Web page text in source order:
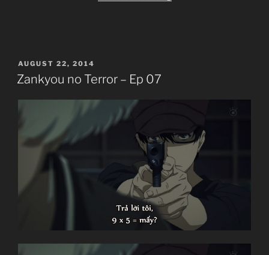
Mappa
Psychological, Thriller, Terrorist
Watanabe Shin`ichirou
(Cowboy Bebop, Samurai Champloo, Space Dandy)
Kanno Youko
(Ghost in the Shell series, Macross Frontier)
~Thành viên thực hiện~
JJ-Channel
POSTED
ON
AUGUST 22, 2014
Zankyou no Terror – Ep 07